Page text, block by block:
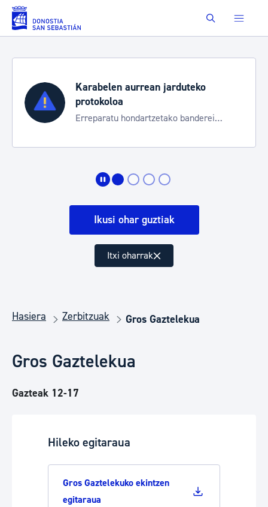
Eduki nagusira joan Buscar
Karabelen aurrean jarduteko
protokoloa
Erreparatu hondartzetako banderei
Ikusi ohar guztiak
Itxi oharrak
Hasiera Zerbitzuak Gros Gaztelekua
Gros Gaztelekua
Gazteak 12-17
Hileko egitaraua
Gros Gaztelekuko ekintzen
egitaraua